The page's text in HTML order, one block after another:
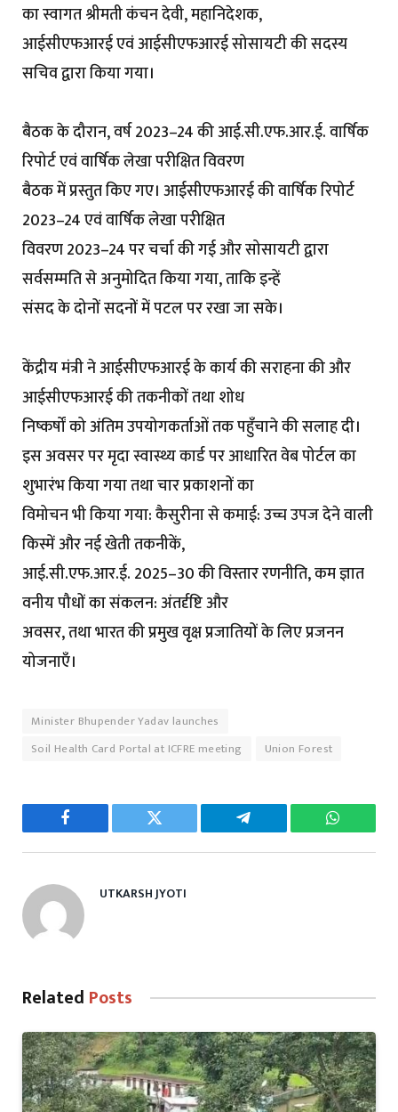
का स्वागत श्रीमती कंचन देवी, महानिदेशक,
आईसीएफआरई एवं आईसीएफआरई सोसायटी की सदस्य
सचिव द्वारा किया गया।
बैठक के दौरान, वर्ष 2023–24 की आई.सी.एफ.आर.ई. वार्षिक
रिपोर्ट एवं वार्षिक लेखा परीक्षित विवरण
बैठक में प्रस्तुत किए गए। आईसीएफआरई की वार्षिक रिपोर्ट
2023–24 एवं वार्षिक लेखा परीक्षित
विवरण 2023–24 पर चर्चा की गई और सोसायटी द्वारा
सर्वसम्मति से अनुमोदित किया गया, ताकि इन्हें
संसद के दोनों सदनों में पटल पर रखा जा सके।
केंद्रीय मंत्री ने आईसीएफआरई के कार्य की सराहना की और
आईसीएफआरई की तकनीकों तथा शोध
निष्कर्षों को अंतिम उपयोगकर्ताओं तक पहुँचाने की सलाह दी।
इस अवसर पर मृदा स्वास्थ्य कार्ड पर आधारित वेब पोर्टल का
शुभारंभ किया गया तथा चार प्रकाशनों का
विमोचन भी किया गया: कैसुरीना से कमाई: उच्च उपज देने वाली
किस्में और नई खेती तकनीकें,
आई.सी.एफ.आर.ई. 2025–30 की विस्तार रणनीति, कम ज्ञात
वनीय पौधों का संकलन: अंतर्दृष्टि और
अवसर, तथा भारत की प्रमुख वृक्ष प्रजातियों के लिए प्रजनन
योजनाएँ।
Minister Bhupender Yadav launches
Soil Health Card Portal at ICFRE meeting
Union Forest
Facebook Twitter Telegram
UTKARSH JYOTI
Related Posts